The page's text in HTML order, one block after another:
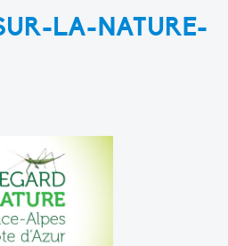
LA-NATURE-